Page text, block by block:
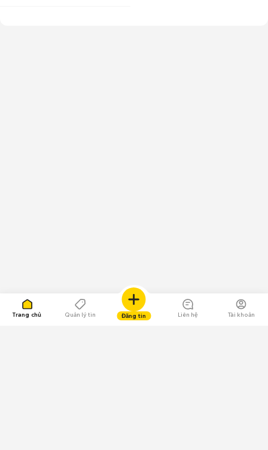
Trang chủ Quản lý tin Đăng tin Liên hệ Tài khoản